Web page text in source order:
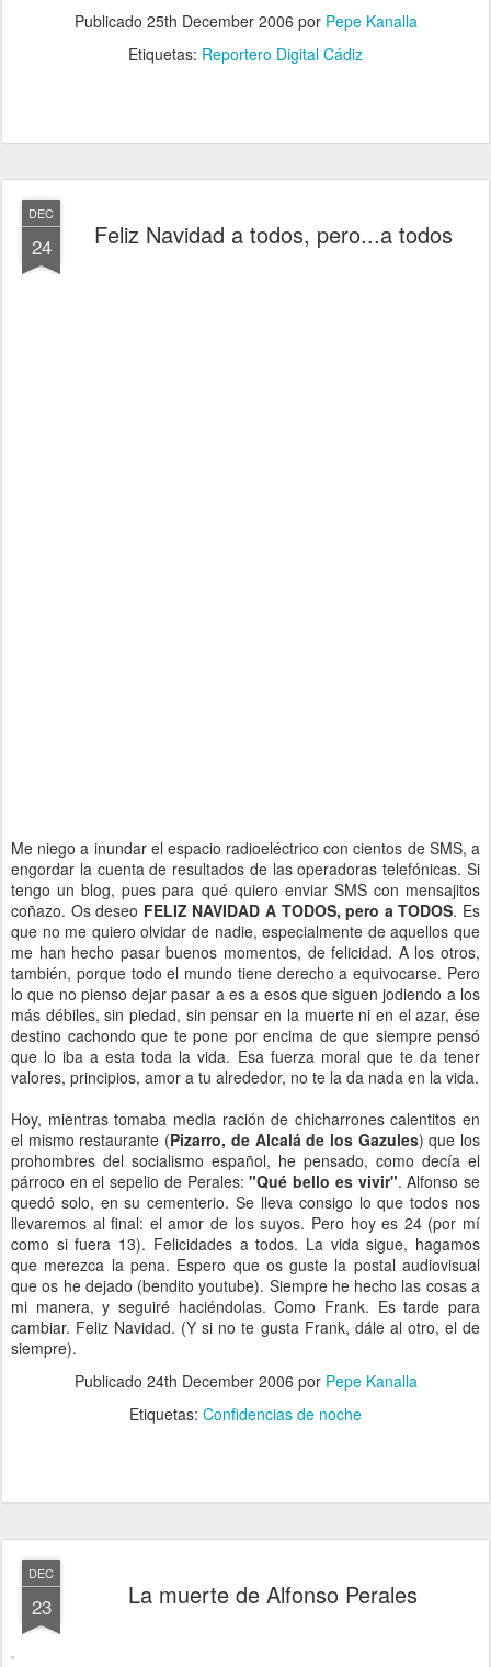
Publicado 25th December 2006 por Pepe Kanalla
Etiquetas: Reportero Digital Cádiz
DEC
24 Feliz Navidad a todos, pero...a todos
Me niego a inundar el espacio radioeléctrico con cientos de SMS, a
engordar la cuenta de resultados de las operadoras telefónicas. Si
tengo un blog, pues para qué quiero enviar SMS con mensajitos
coñazo. Os deseo FELIZ NAVIDAD A TODOS, pero a TODOS. Es
que no me quiero olvidar de nadie, especialmente de aquellos que
me han hecho pasar buenos momentos, de felicidad. A los otros,
también, porque todo el mundo tiene derecho a equivocarse. Pero
lo que no pienso dejar pasar a es a esos que siguen jodiendo a los
más débiles, sin piedad, sin pensar en la muerte ni en el azar, ése
destino cachondo que te pone por encima de que siempre pensó
que lo iba a esta toda la vida. Esa fuerza moral que te da tener
valores, principios, amor a tu alrededor, no te la da nada en la vida.
Hoy, mientras tomaba media ración de chicharrones calentitos en
el mismo restaurante (Pizarro, de Alcalá de los Gazules) que los
prohombres del socialismo español, he pensado, como decía el
párroco en el sepelio de Perales:"Qué bello es vivir". Alfonso se
quedó solo, en su cementerio. Se lleva consigo lo que todos nos
llevaremos al final: el amor de los suyos. Pero hoy es 24 (por mí
como si fuera 13). Felicidades a todos. La vida sigue, hagamos
que merezca la pena. Espero que os guste la postal audiovisual
que os he dejado (bendito youtube). Siempre he hecho las cosas a
mi manera, y seguiré haciéndolas. Como Frank. Es tarde para
cambiar. Feliz Navidad. (Y si no te gusta Frank, dále al otro, el de
siempre).
Publicado 24th December 2006 por Pepe Kanalla
Etiquetas: Confidencias de noche
DEC
23 La muerte de Alfonso Perales